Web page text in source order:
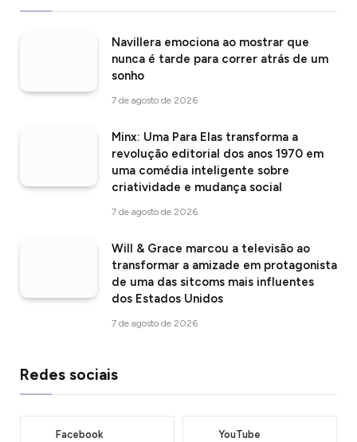
Navillera emociona ao mostrar que
nunca é tarde para correr atrás de um
sonho
7 de agosto de 2026
Minx: Uma Para Elas transforma a
revolução editorial dos anos 1970 em
uma comédia inteligente sobre
criatividade e mudança social
7 de agosto de 2026
Will & Grace marcou a televisão ao
transformar a amizade em protagonista
de uma das sitcoms mais influentes
dos Estados Unidos
7 de agosto de 2026
Redes sociais
Facebook YouTube